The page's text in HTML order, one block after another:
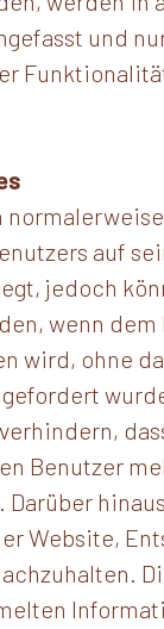
und
auf
jedoch
wenn dem
wird, ohne
Benutzer
Darüber
Website,